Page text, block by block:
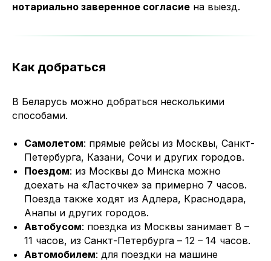
нотариально заверенное согласие на выезд.
Как добраться
В Беларусь можно добраться несколькими
способами.
Самолетом: прямые рейсы из Москвы, Санкт-
Петербурга, Казани, Сочи и других городов.
Поездом: из Москвы до Минска можно
доехать на «Ласточке» за примерно 7 часов.
Поезда также ходят из Адлера, Краснодара,
Анапы и других городов.
Автобусом: поездка из Москвы занимает 8 –
11 часов, из Санкт-Петербурга – 12 – 14 часов.
Автомобилем: для поездки на машине